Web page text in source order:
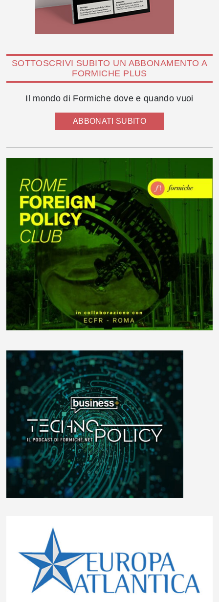
SOTTOSCRIVI SUBITO UN ABBONAMENTO A
FORMICHE PLUS
Il mondo di Formiche dove e quando vuoi
ABBONATI SUBITO